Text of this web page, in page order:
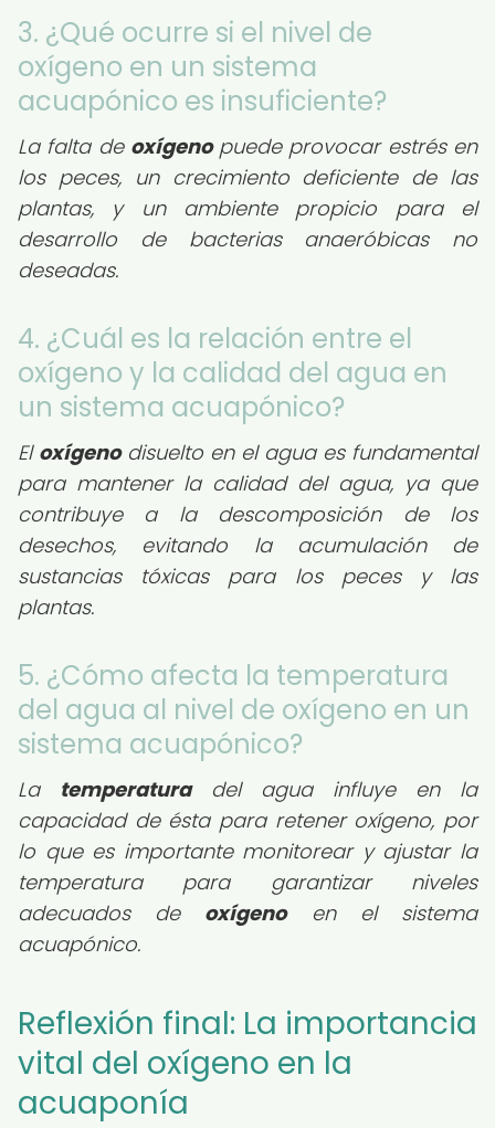
3. ¿Qué ocurre si el nivel de
oxígeno en un sistema
acuapónico es insuficiente?
La falta de oxígenopuede provocar estrés en
los peces, un crecimiento deficiente de las
plantas, y un ambiente propicio para el
desarrollo de bacterias anaeróbicas no
deseadas.
4. ¿Cuál es la relación entre el
oxígeno y la calidad del agua en
un sistema acuapónico?
El oxígenodisuelto en el agua es fundamental
para mantener la calidad del agua, ya que
contribuye a la descomposición de los
desechos, evitando la acumulación de
sustancias tóxicas para los peces y las
plantas.
5. ¿Cómo afecta la temperatura
del agua al nivel de oxígeno en un
sistema acuapónico?
La temperaturadel agua influye en la
capacidad de ésta para retener oxígeno, por
lo que es importante monitorear y ajustar la
temperatura para garantizar niveles
adecuados de oxígenoen el sistema
acuapónico.
Reflexión final: La importancia
vital del oxígeno en la
acuaponía